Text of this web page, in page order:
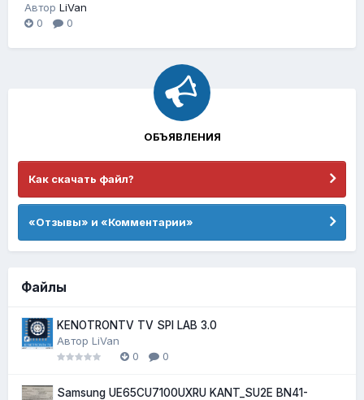
Автор LiVan
0
0
ОБЪЯВЛЕНИЯ
Как скачать файл?
«Отзывы» и «Комментарии»
Файлы
KENOTRONTV TV SPI LAB 3.0
Автор LiVan
0
0
Samsung UE65CU7100UXRU KANT_SU2E BN41-